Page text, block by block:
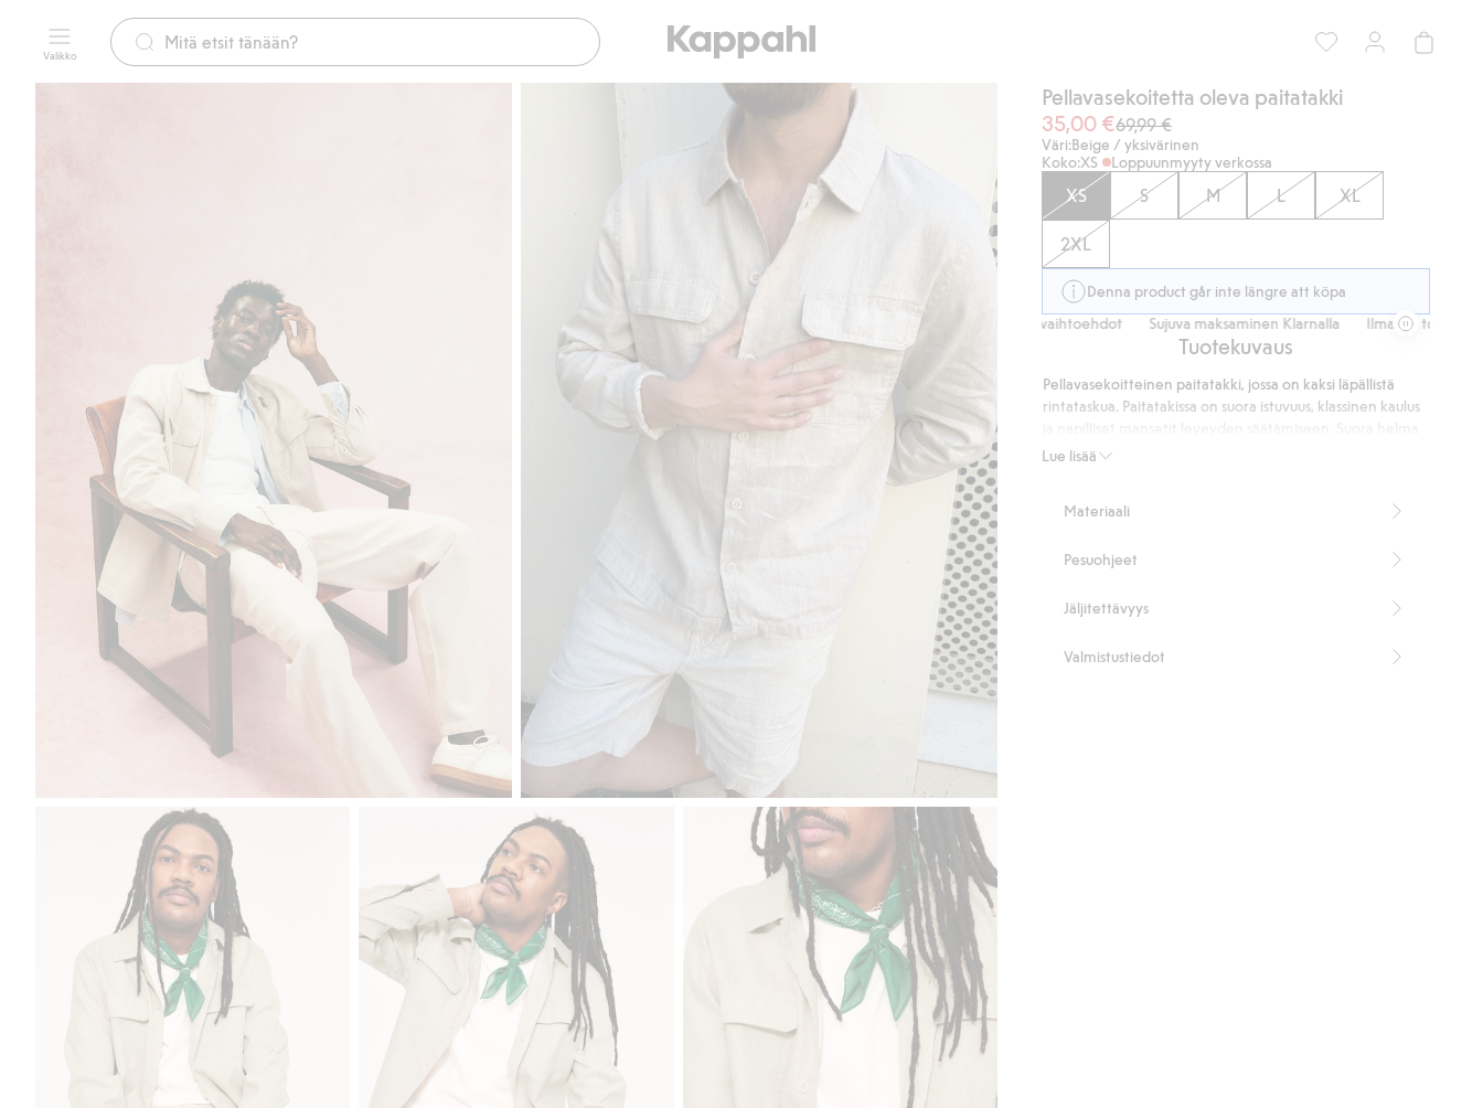
Valikko
Pellavasekoitetta oleva paitatakki
35,00 €69,99 €
Väri:Beige / yksivärinen
Koko:XS Loppuunmyyty verkossa
XS S M L XL
2XL
Denna product går inte längre att köpa
Sujuva maksaminen Klarnalla
Ilmaiset toimitusvaihtoehdot Sujuva maksaminen Klarnalla Ilmaiset
Tuotekuvaus
Lue lisää
Pellavasekoitteinen paitatakki, jossa on kaksi läpällistä
rintataskua. Paitatakissa on suora istuvuus, klassinen kaulus
sekä pieni halkio sivusaumassa.
Pituus 72 cm koossa M
Tuotenumero:
Materiaali
Pesuohjeet
Jäljitettävyys
Valmistustiedot